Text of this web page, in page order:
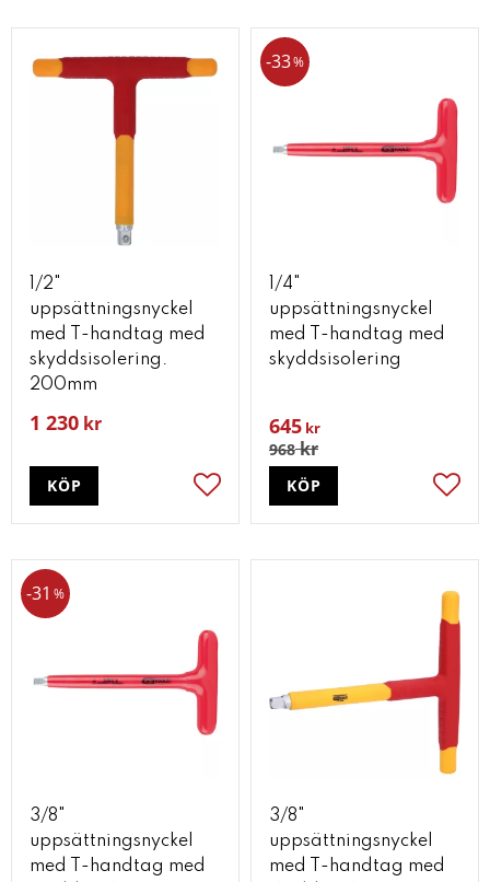
1/2"
uppsättningsnyckel
med T-handtag med
skyddsisolering.
200mm
1 230 kr
Lägg till i favoriter
KÖP
1/4"
uppsättningsnyckel
med T-handtag med
skyddsisolering
645 kr
968kr
33%
KÖP
3/8"
uppsättningsnyckel
med T-handtag med
31 %
3/8"
uppsättningsnyckel
med T-handtag med